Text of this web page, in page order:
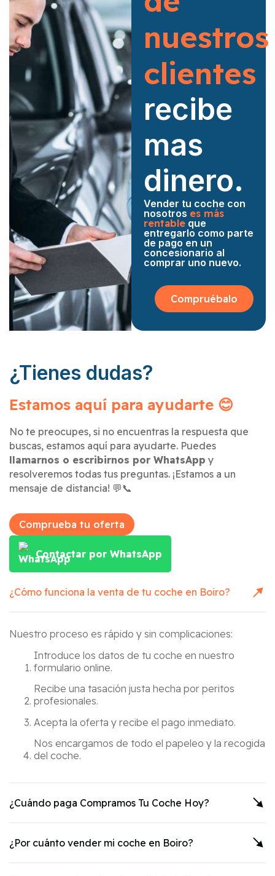
nuestros
clientes
recibe
mas
dinero.
Vender tu coche con
nosotros es más
rentableque
entregarlo como parte
de pago en un
concesionario al
comprar uno nuevo.
Compruébalo
¿Tienes dudas?
Estamos aquí para ayudarte 😊
No te preocupes, si no encuentras la respuesta que
buscas, estamos aquí para ayudarte. Puedes
llamarnos o escribirnos por WhatsApp y
resolveremos todas tus preguntas. ¡Estamos a un
mensaje de distancia! 💬📞
Comprueba tu oferta
Contactar por WhatsApp
¿Cómo funciona la venta de tu coche en Boiro?
Nuestro proceso es rápido y sin complicaciones:
Introduce los datos de tu coche en nuestro
formulario online.
Recibe una tasación justa hecha por peritos
profesionales.
Acepta la oferta y recibe el pago inmediato.
Nos encargamos de todo el papeleo y la recogida
del coche.
¿Cuándo paga Compramos Tu Coche Hoy?
¿Por cuánto vender mi coche en Boiro?